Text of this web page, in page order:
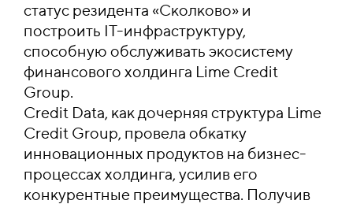
статус резидента «Сколково» и
построить IT-инфраструктуру,
способную обслуживать экосистему
финансового холдинга Lime Credit
Group.
Credit Data, как дочерняя структура Lime
Credit Group, провела обкатку
инновационных продуктов на бизнес-
процессах холдинга, усилив его
конкурентные преимущества. Получив